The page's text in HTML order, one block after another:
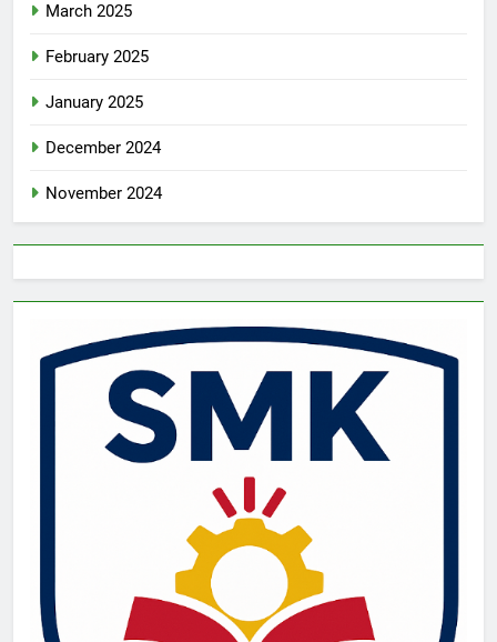
March 2025
February 2025
January 2025
December 2024
November 2024